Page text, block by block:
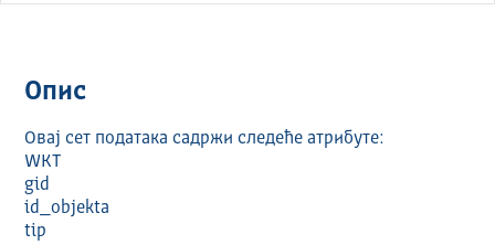
Опис
Овај сет података садржи следеће атрибуте:
WKT
gid
id_objekta
tip